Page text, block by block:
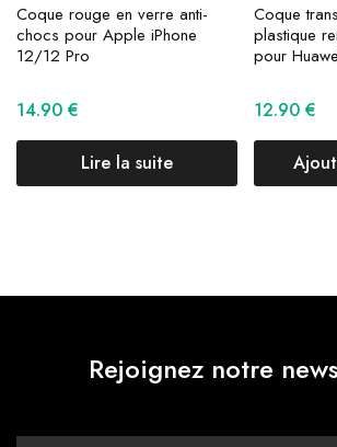
Coque rouge en verre anti-
chocs pour Apple iPhone
12/12 Pro
14.90 €
Lire la suite
Coque
plastique
pour
12.90 €
Rejoignez notre